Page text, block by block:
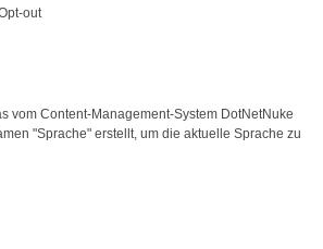
out
vom Content-Management-System DotNetNuke
"Sprache" erstellt, um die aktuelle Sprache zu